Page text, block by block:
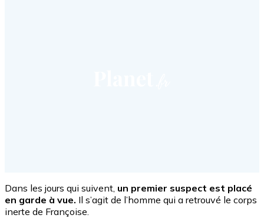
Dans les jours qui suivent, un premier suspect est placé
en garde à vue. Il s’agit de l’homme qui a retrouvé le corps
inerte de Françoise.